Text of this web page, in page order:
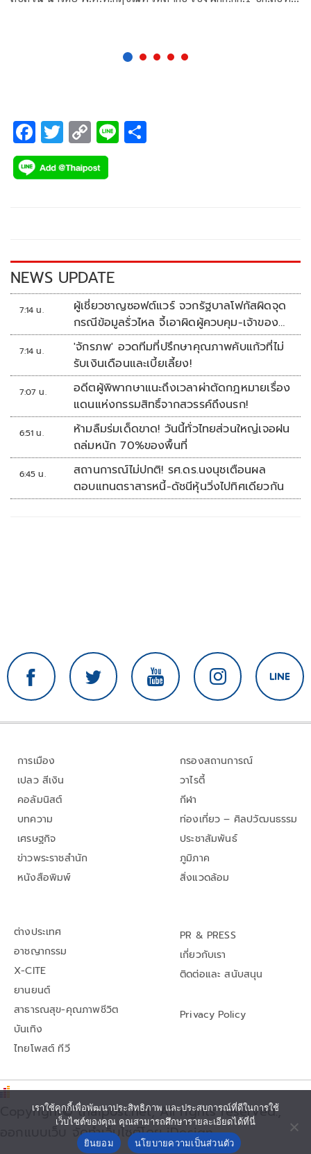
F
ac
e
k
T
wi
tt
C
o
p
k
Li
NEWS UPDATE
7:14 น.
ผู้เชี่ยวชาญซอฟต์แวร์ จวกรัฐบาลโฟกัสผิดจุด
กรณีข้อมูลรั่วไหล จี้เอาผิดผู้ควบคุม-เจ้าของ
ระบบตามกฎหมาย PDPA
7:14 น.
'จักรภพ' อวดทีมที่ปรึกษาคุณภาพคับแก้วที่ไม่
รับเงินเดือนและเบี้ยเลี้ยง!
7:07 น.
อดีตผู้พิพากษาแนะถึงเวลาผ่าตัดกฎหมายเรื่อง
แดนแห่งกรรมสิทธิ์จากสวรรค์ถึงนรก!
6:51 น.
ห้ามลืมร่มเด็ดขาด! วันนี้ทั่วไทยส่วนใหญ่เจอฝน
ถล่มหนัก 70%ของพื้นที่
6:45 น.
สถานการณ์ไม่ปกติ! รศ.ดร.นงนุชเตือนผล
ตอบแทนตราสารหนี้-ดัชนีหุ้นวิ่งไปทิศเดียวกัน
การเมือง
เปลว สีเงิน
คอลัมนิสต์
บทความ
เศรษฐกิจ
ข่าวพระราชสำนัก
หนังสือพิมพ์
กรองสถานการณ์
วาไรตี้
กีฬา
ท่องเที่ยว – ศิลปวัฒนธรรม
ประชาสัมพันธ์
ภูมิภาค
สิ่งแวดล้อม
ต่างประเทศ
อาชญากรรม
X-CITE
ยานยนต์
สาธารณสุข-คุณภาพชีวิต
บันเทิง
ไทยโพสต์ ทีวี
PR & PRESS
เกี่ยวกับเรา
ติดต่อและ สนับสนุน
Privacy Policy
Copyright© thaipost.net, All rights reserved.,
ออกแบบเว็บ จัดทำเว็บไซต์โดย iDesign
เราใช้คุกกี้เพื่อพัฒนาประสิทธิภาพ และประสบการณ์ที่ดีในการใช้
เว็บไซต์ของคุณ คุณสามารถศึกษารายละเอียดได้ที่นี่
ยินยอม
นโยบายความเป็นส่วนตัว